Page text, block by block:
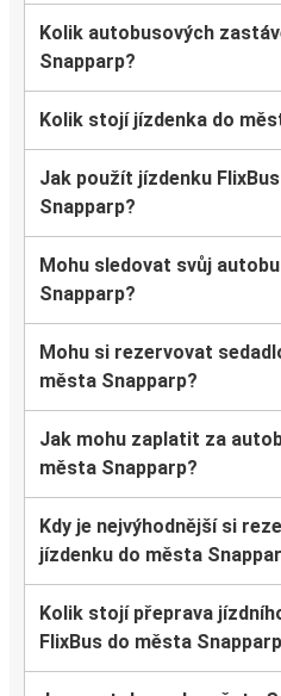
Kolik autobusových
Snapparp?
Kolik stojí jízdenka do
Jak použít jízdenku
Snapparp?
Mohu sledovat svůj
Snapparp?
Mohu si rezervovat
města Snapparp?
Jak mohu zaplatit za
města Snapparp?
Kdy je nejvýhodnější si
jízdenku do města
Kolik stojí přeprava
FlixBus do města